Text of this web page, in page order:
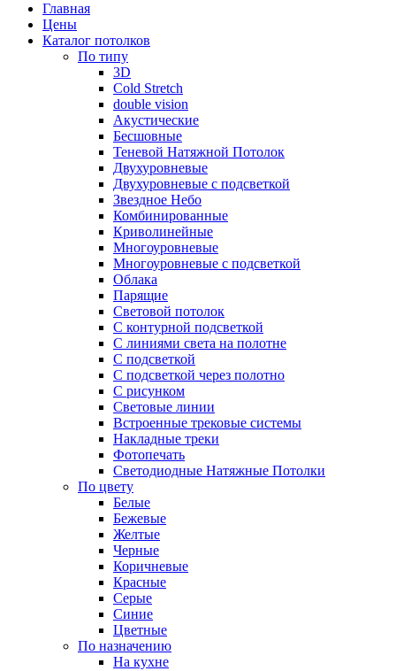
Главная
Цены
Каталог потолков
По типу
3D
Cold Stretch
double vision
Акустические
Бесшовные
Теневой Натяжной Потолок
Двухуровневые
Двухуровневые с подсветкой
Звездное Небо
Комбинированные
Криволинейные
Многоуровневые
Многоуровневые с подсветкой
Облака
Парящие
Световой потолок
С контурной подсветкой
С линиями света на полотне
С подсветкой
С подсветкой через полотно
С рисунком
Световые линии
Встроенные трековые системы
Накладные треки
Фотопечать
Светодиодные Натяжные Потолки
По цвету
Белые
Бежевые
Желтые
Черные
Коричневые
Красные
Серые
Синие
Цветные
По назначению
На кухне